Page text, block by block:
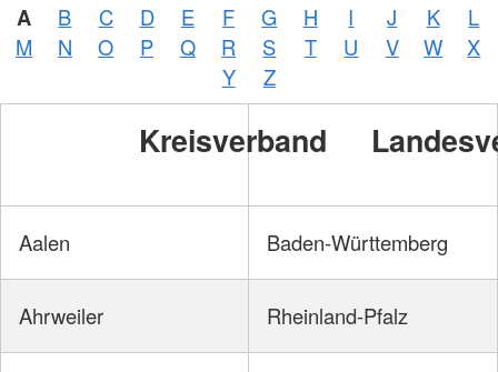
A B C D E F G H I J K
L
M
N O P Q R S T U V W
X
Y
Z
Kreisverband
Aalen Baden-Württemberg
Ahrweiler Rheinland-Pfalz